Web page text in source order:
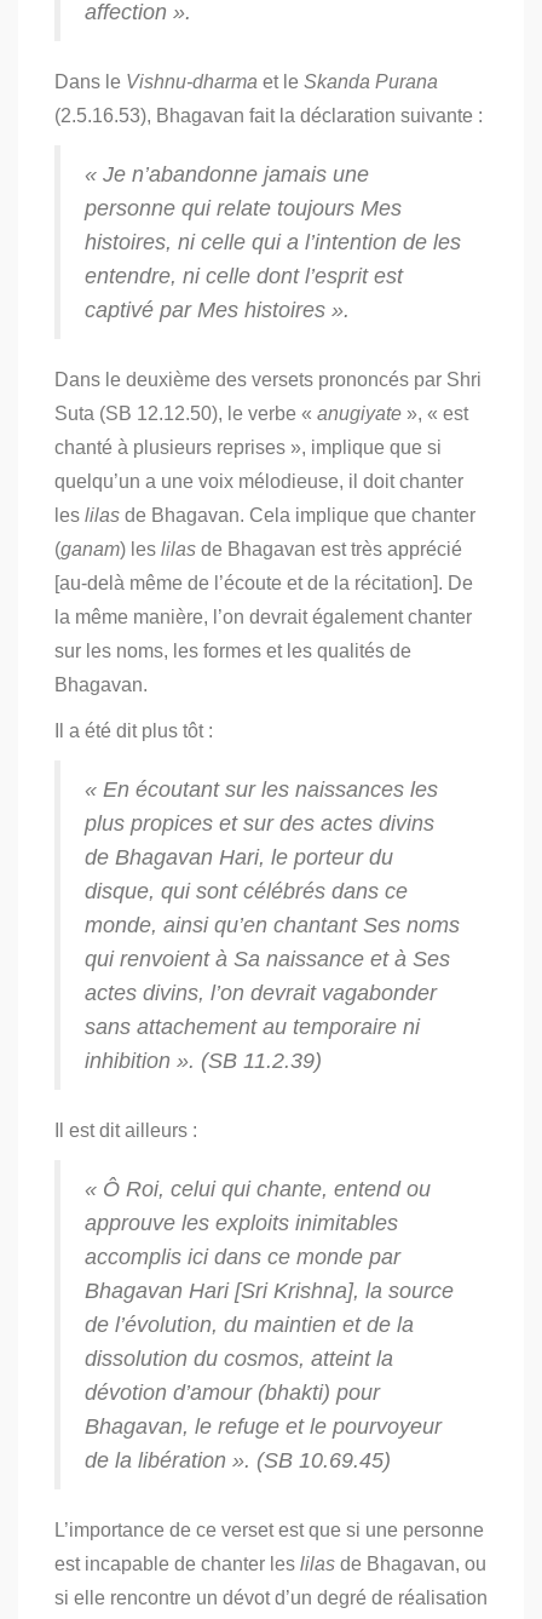
affection ».
Dans le Vishnu-dharma et le Skanda Purana
(2.5.16.53), Bhagavan fait la déclaration suivante :
« Je n’abandonne jamais une
personne qui relate toujours Mes
histoires, ni celle qui a l’intention de les
entendre, ni celle dont l’esprit est
captivé par Mes histoires ».
Dans le deuxième des versets prononcés par Shri
Suta (SB 12.12.50), le verbe « anugiyate », « est
chanté à plusieurs reprises », implique que si
quelqu’un a une voix mélodieuse, il doit chanter
les lilas de Bhagavan. Cela implique que chanter
(ganam) les lilas de Bhagavan est très apprécié
[au-delà même de l’écoute et de la récitation]. De
la même manière, l’on devrait également chanter
sur les noms, les formes et les qualités de
Bhagavan.
Il a été dit plus tôt :
« En écoutant sur les naissances les
plus propices et sur des actes divins
de Bhagavan Hari, le porteur du
disque, qui sont célébrés dans ce
monde, ainsi qu’en chantant Ses noms
qui renvoient à Sa naissance et à Ses
actes divins, l’on devrait vagabonder
sans attachement au temporaire ni
inhibition ». (SB 11.2.39)
Il est dit ailleurs :
« Ô Roi, celui qui chante, entend ou
approuve les exploits inimitables
accomplis ici dans ce monde par
Bhagavan Hari [Sri Krishna], la source
de l’évolution, du maintien et de la
dissolution du cosmos, atteint la
dévotion d’amour (bhakti) pour
Bhagavan, le refuge et le pourvoyeur
de la libération ». (SB 10.69.45)
L’importance de ce verset est que si une personne
est incapable de chanter les lilas de Bhagavan, ou
si elle rencontre un dévot d’un degré de réalisation